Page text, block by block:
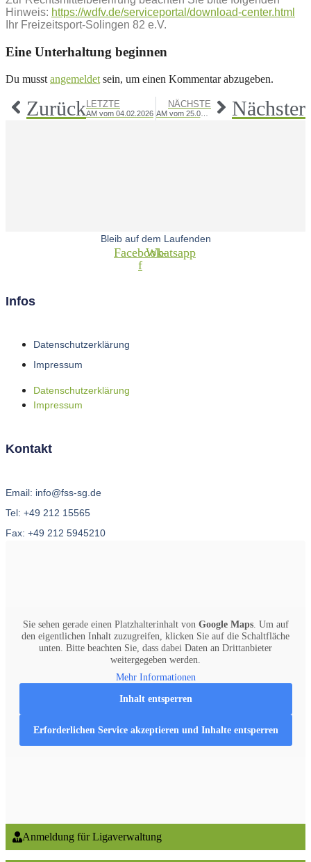
Hinweis: https://wdfv.de/serviceportal/download-center.html
Ihr Freizeitsport-Solingen 82 e.V.
Eine Unterhaltung beginnen
Du musst angemeldet sein, um einen Kommentar abzugeben.
Zurück LETZTE
AM vom 04.02.2026
NÄCHSTE
AM vom 25.02.2026 Nächster
Bleib auf dem Laufenden
Facebook-
f
Whatsapp
Infos
Datenschutzerklärung
Impressum
Datenschutzerklärung
Impressum
Kontakt
Email: info@fss-sg.de
Tel: +49 212 15565
Fax: +49 212 5945210
Sie sehen gerade einen Platzhalterinhalt von Google Maps. Um auf
den eigentlichen Inhalt zuzugreifen, klicken Sie auf die Schaltfläche
unten. Bitte beachten Sie, dass dabei Daten an Drittanbieter
weitergegeben werden.
Mehr Informationen
Inhalt entsperren
Erforderlichen Service akzeptieren und Inhalte entsperren
Anmeldung für Ligaverwaltung